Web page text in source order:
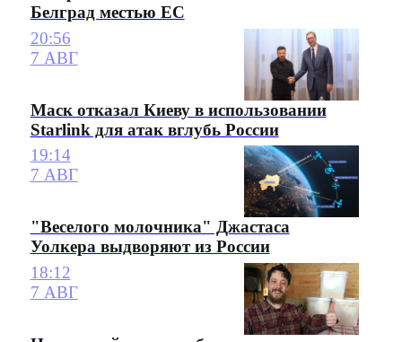
Белград местью ЕС
20:56
7 АВГ
Маск отказал Киеву в использовании
Starlink для атак вглубь России
19:14
7 АВГ
"Веселого молочника" Джастаса
Уолкера выдворяют из России
18:12
7 АВГ